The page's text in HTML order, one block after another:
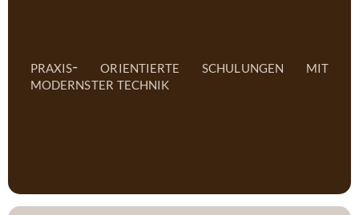
praxis- orientierte schulungen mit
modernster technik